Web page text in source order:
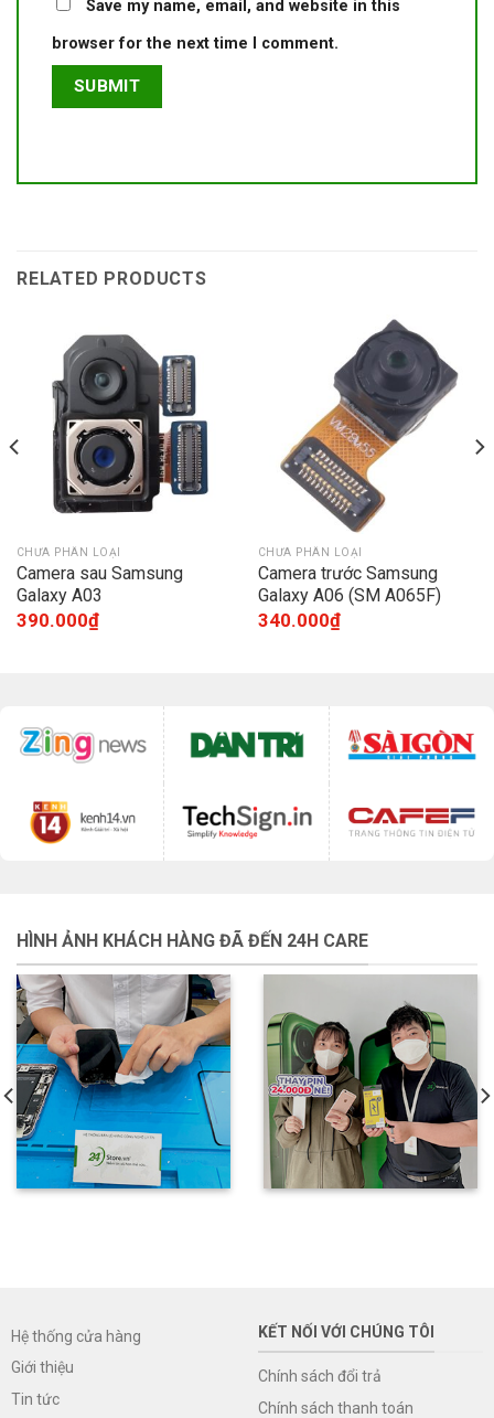
Save my name, email, and website in this
browser for the next time I comment.
RELATED PRODUCTS
CHƯA PHÂN LOẠI
Camera sau Samsung
Galaxy A03
390.000₫
CHƯA PHÂN LOẠI
Camera trước Samsung
Galaxy A06 (SM A065F)
340.000₫
HÌNH ẢNH KHÁCH HÀNG ĐÃ ĐẾN 24H CARE
Hệ thống cửa hàng
Giới thiệu
Tin tức
KẾT NỐI VỚI CHÚNG TÔI
Chính sách đổi trả
Chính sách thanh toán